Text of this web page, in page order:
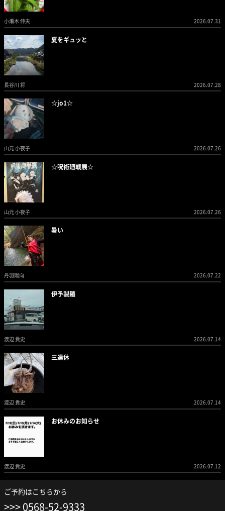
小瀬木 伸夫 2026.07.31
夏をギュッと
長谷川 将 2026.07.28
☆jo1☆
山元 小夜子 2026.07.26
☆呪術廻戦展☆
山元 小夜子 2026.07.26
暑い
丹羽陽向 2026.07.22
伊予製麺
渡辺 貴史 2026.07.14
三連休
渡辺 貴史 2026.07.14
お休みのお知らせ
渡辺 貴史 2026.07.12
ご予約はこちらから
0568-52-9333